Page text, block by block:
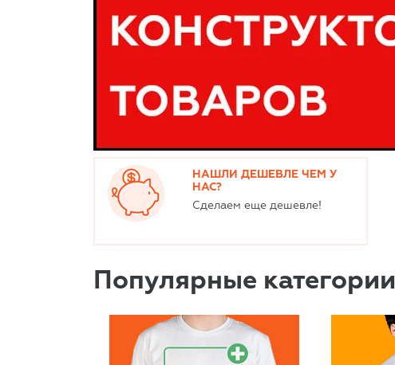
НАШЛИ ДЕШЕВЛЕ ЧЕМ У
НАС?
Сделаем еще дешевле!
Популярные категории